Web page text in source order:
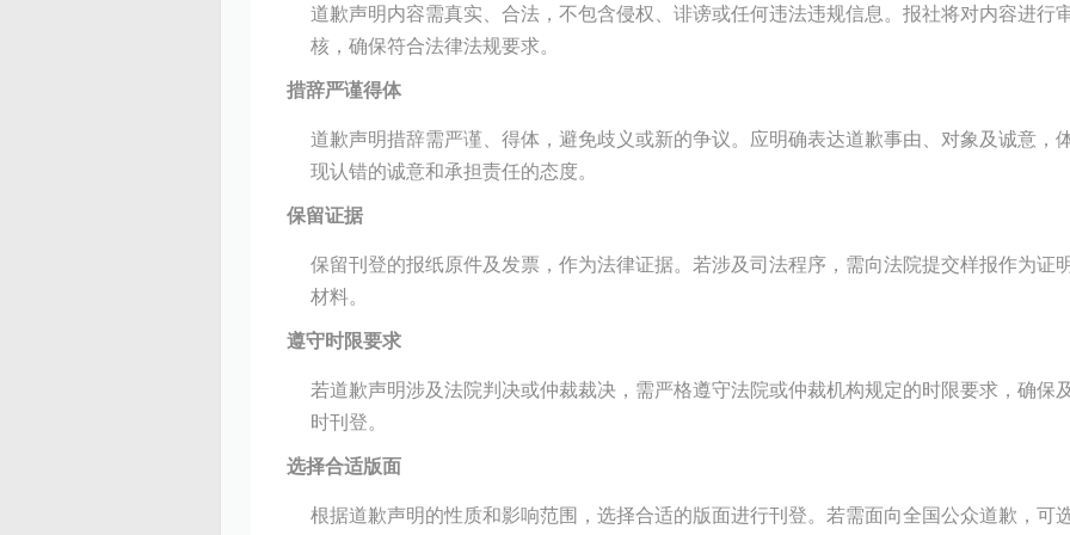
道歉声明内容需真实、合法，不包含侵权、诽谤或任何违法违规信息。报社将对内容进行
核，确保符合法律法规要求。
措辞严谨得体
道歉声明措辞需严谨、得体，避免歧义或新的争议。应明确表达道歉事由、对象及诚意，
现认错的诚意和承担责任的态度。
保留证据
保留刊登的报纸原件及发票，作为法律证据。若涉及司法程序，需向法院提交样报作为证
材料。
遵守时限要求
若道歉声明涉及法院判决或仲裁裁决，需严格遵守法院或仲裁机构规定的时限要求，确保及
时刊登。
选择合适版面
根据道歉声明的性质和影响范围，选择合适的版面进行刊登。若需面向全国公众道歉，可